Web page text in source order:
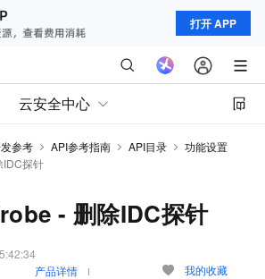
打开 APP
云安全中心
参考 API参考指南 API目录
功能设置
IDC探针
- 删除IDC探针
产品详情 我的收藏